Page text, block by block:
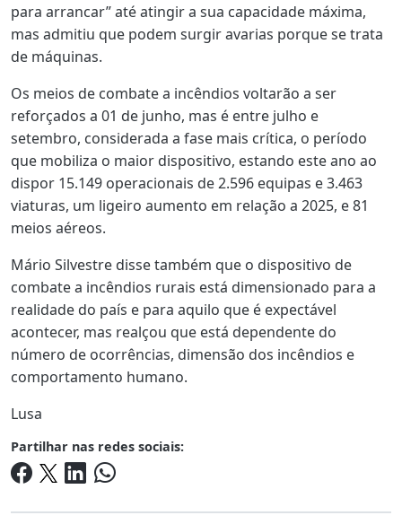
para arrancar” até atingir a sua capacidade máxima,
mas admitiu que podem surgir avarias porque se trata
de máquinas.
Os meios de combate a incêndios voltarão a ser
reforçados a 01 de junho, mas é entre julho e
setembro, considerada a fase mais crítica, o período
que mobiliza o maior dispositivo, estando este ano ao
dispor 15.149 operacionais de 2.596 equipas e 3.463
viaturas, um ligeiro aumento em relação a 2025, e 81
meios aéreos.
Mário Silvestre disse também que o dispositivo de
combate a incêndios rurais está dimensionado para a
realidade do país e para aquilo que é expectável
acontecer, mas realçou que está dependente do
número de ocorrências, dimensão dos incêndios e
comportamento humano.
Lusa
Partilhar nas redes sociais: